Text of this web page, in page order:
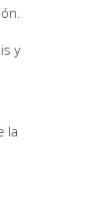
y
la